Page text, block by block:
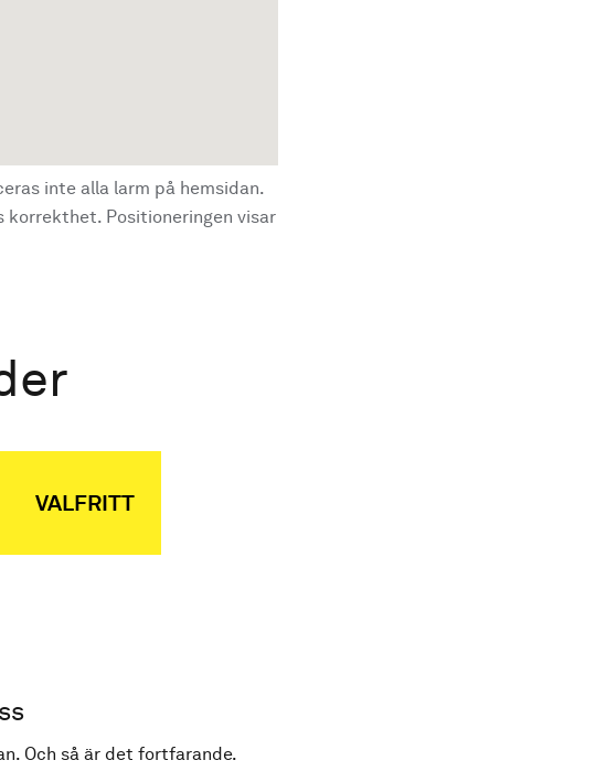
inte alla larm på hemsidan.
korrekthet. Positioneringen visar
VALFRITT
Och så är det fortfarande.